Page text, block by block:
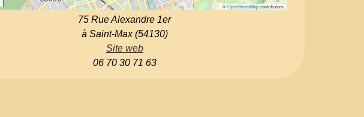
©OpenStreetMapcontributors
75 Rue Alexandre 1er
à Saint-Max (54130)
Site web
06 70 30 71 63